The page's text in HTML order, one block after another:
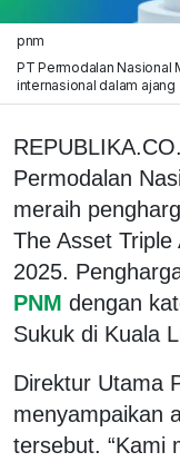
pnm
PT Permodalan Nasional
internasional dalam
Permodalan
meraih
The Asset
2025.
PNM dengan
Sukuk di Kuala
Direktur Utama
menyampaikan
tersebut. “Kami